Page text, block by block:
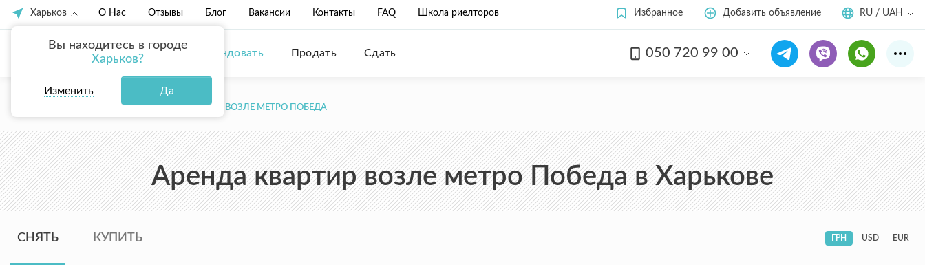
Харьков
Вы находитесь в городе
Харьков?
Изменить Да
О Нас Отзывы Блог Вакансии Контакты FAQ Школа риелторов Избранное Добавить объявление RU / UAH
Купить Арендовать Продать Сдать 050 720 99 00
АРЕНДА КВАРТИР В ХАРЬКОВЕ ВОЗЛЕ МЕТРО ПОБЕДА
Аренда квартир возле метро Победа в Харькове
СНЯТЬ КУПИТЬ ГРН USD EUR